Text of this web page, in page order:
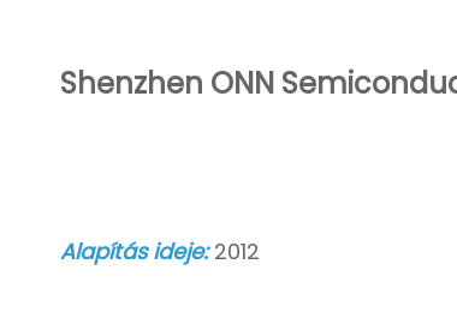
Shenzhen ONN
Alapítás ideje:2012